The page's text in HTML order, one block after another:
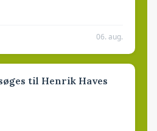
06. aug.
til Henrik Haves